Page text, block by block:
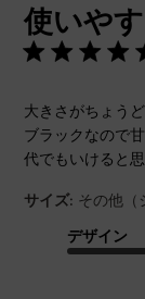
使いや
大きさがちょう
ブラックなので
代でもいけると思
サイズ: その他（
デザイン